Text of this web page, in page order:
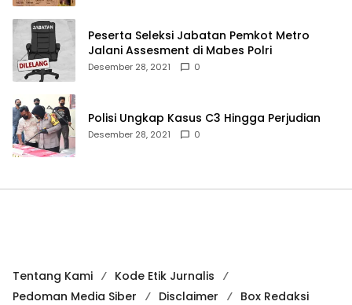
Peserta Seleksi Jabatan Pemkot Metro
Jalani Assesment di Mabes Polri
Desember 28, 2021 0
Polisi Ungkap Kasus C3 Hingga Perjudian
Desember 28, 2021 0
Tentang Kami
Kode Etik Jurnalis
Pedoman Media Siber
Disclaimer Box Redaksi